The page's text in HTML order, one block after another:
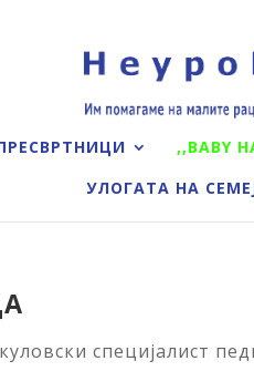
,,BABY
УЛОГАТА НА
специјалист